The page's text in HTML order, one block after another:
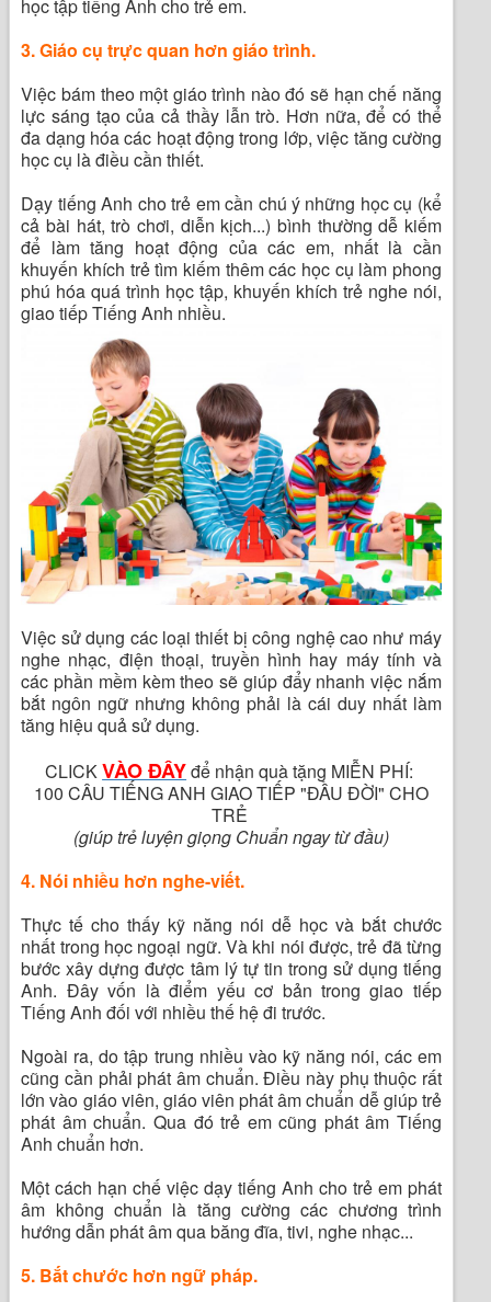
học tập tiếng Anh cho trẻ em.
3. Giáo cụ trực quan hơn giáo trình.
Việc bám theo một giáo trình nào đó sẽ hạn chế năng
lực sáng tạo của cả thầy lẫn trò. Hơn nữa, để có thể
đa dạng hóa các hoạt động trong lớp, việc tăng cường
học cụ là điều cần thiết.
Dạy tiếng Anh cho trẻ em cần chú ý những học cụ (kể
cả bài hát, trò chơi, diễn kịch...) bình thường dễ kiếm
để làm tăng hoạt động của các em, nhất là cần
khuyến khích trẻ tìm kiếm thêm các học cụ làm phong
phú hóa quá trình học tập, khuyến khích trẻ nghe nói,
giao tiếp Tiếng Anh nhiều.
Việc sử dụng các loại thiết bị công nghệ cao như máy
nghe nhạc, điện thoại, truyền hình hay máy tính và
các phần mềm kèm theo sẽ giúp đẩy nhanh việc nắm
bắt ngôn ngữ nhưng không phải là cái duy nhất làm
tăng hiệu quả sử dụng.
CLICKVÀO ĐÂYđể nhận quà tặng MIỄN PHÍ:
100 CÂU TIẾNG ANH GIAO TIẾP "ĐẦU ĐỜI" CHO
TRẺ
(giúp trẻ luyện giọng Chuẩn ngay từ đầu)
4. Nói nhiều hơn nghe-viết.
Thực tế cho thấy kỹ năng nói dễ học và bắt chước
nhất trong học ngoại ngữ. Và khi nói được, trẻ đã từng
bước xây dựng được tâm lý tự tin trong sử dụng tiếng
Anh. Đây vốn là điểm yếu cơ bản trong giao tiếp
Tiếng Anh đối với nhiều thế hệ đi trước.
Ngoài ra, do tập trung nhiều vào kỹ năng nói, các em
cũng cần phải phát âm chuẩn. Điều này phụ thuộc rất
lớn vào giáo viên, giáo viên phát âm chuẩn dễ giúp trẻ
phát âm chuẩn. Qua đó trẻ em cũng phát âm Tiếng
Anh chuẩn hơn.
Một cách hạn chế việc dạy tiếng Anh cho trẻ em phát
âm không chuẩn là tăng cường các chương trình
hướng dẫn phát âm qua băng đĩa, tivi, nghe nhạc...
5. Bắt chước hơn ngữ pháp.